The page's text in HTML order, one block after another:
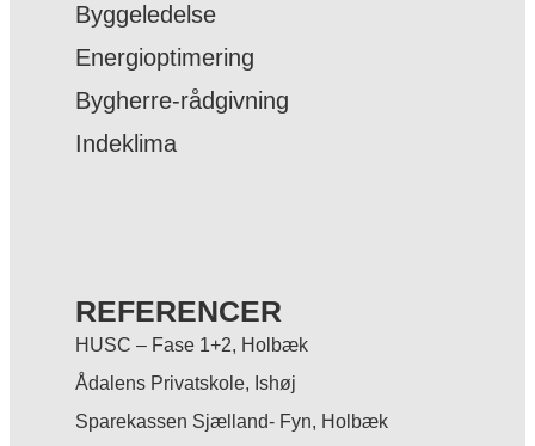
Byggeledelse
Energioptimering
Bygherre-rådgivning
Indeklima
REFERENCER
HUSC – Fase 1+2, Holbæk
Ådalens Privatskole, Ishøj
Sparekassen Sjælland- Fyn, Holbæk